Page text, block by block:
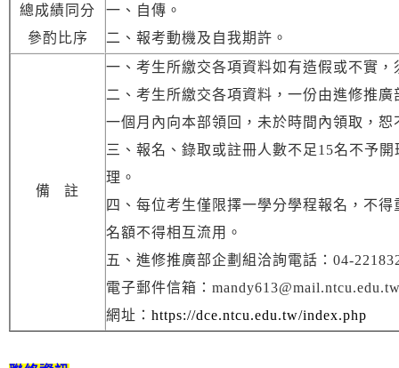
總成績同分
參酌比序
一、自傳。
二、報考動機及自我期許。
備 註
一、考生所繳交各項資料如有造假或不實，
二、考生所繳交各項資料，一份由進修推
一個月內向本部領回，未於時間內領取，恕
三、報名、錄取或註冊人數不足15名不予
理。
四、每位考生僅限擇一學分學程報名，不
名額不得相互流用。
五、進修推廣部企劃組洽詢電話：04-
電子郵件信箱：
網址： https://dce.ntcu.edu.tw/index.php